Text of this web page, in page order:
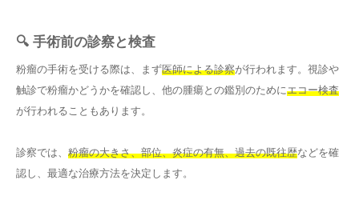
🔍 手術前の診察と検査
粉瘤の手術を受ける際は、まず医師による診察が行われます。視診や
触診で粉瘤かどうかを確認し、他の腫瘍との鑑別のためにエコー検査
が行われることもあります。
診察では、 粉瘤の大きさ、部位、炎症の有無、過去の既往歴などを確
認し、最適な治療方法を決定します。